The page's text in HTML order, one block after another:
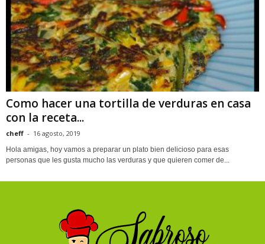
Como hacer una tortilla de verduras en casa
con la receta...
cheff - 16 agosto, 2019
Hola amigas, hoy vamos a preparar un plato bien delicioso para esas
personas que les gusta mucho las verduras y que quieren comer de...